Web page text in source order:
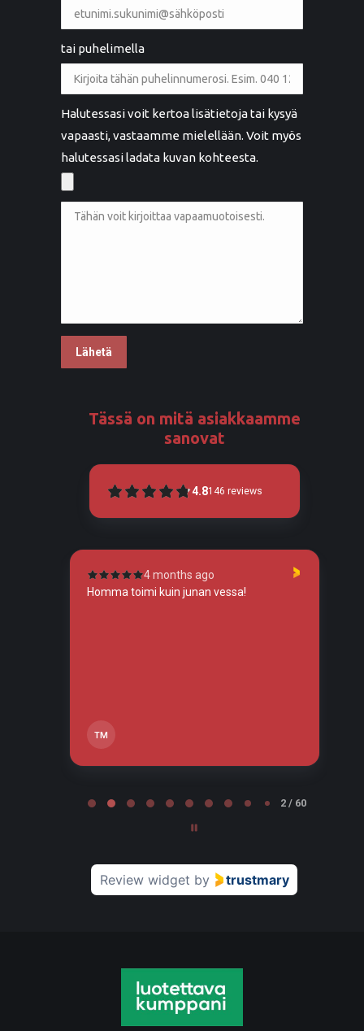
tai puhelimella
Halutessasi voit kertoa lisätietoja tai kysyä
vapaasti, vastaamme mielellään. Voit myös
halutessasi ladata kuvan kohteesta.
Tässä on mitä asiakkaamme
sanovat
4.8146 reviews
4 months ago
Homma toimi kuin junan vessa!
TM
2 / 60
Review widget by trustmary